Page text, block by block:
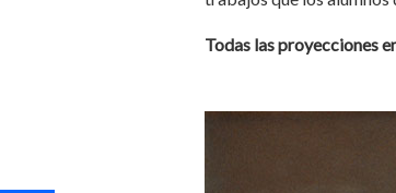
Todas las proyecciones